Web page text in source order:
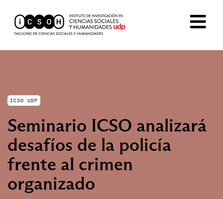
ICSO UDP
Seminario ICSO analizará
desafíos de la policía
frente al crimen
organizado